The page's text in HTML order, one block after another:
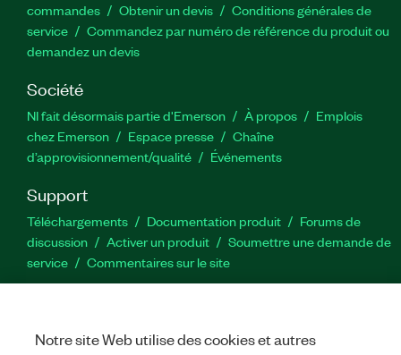
commandes
Obtenir un devis
Conditions générales de
service
Commandez par numéro de référence du produit ou
demandez un devis
Société
NI fait désormais partie d'Emerson À propos
Emplois
chez Emerson
Espace presse
Chaîne
d’approvisionnement/qualité
Événements
Support
Téléchargements Documentation produit
Forums de
discussion
Activer un produit
Soumettre une demande de
service
Commentaires sur le site
Notre site Web utilise des cookies et autres